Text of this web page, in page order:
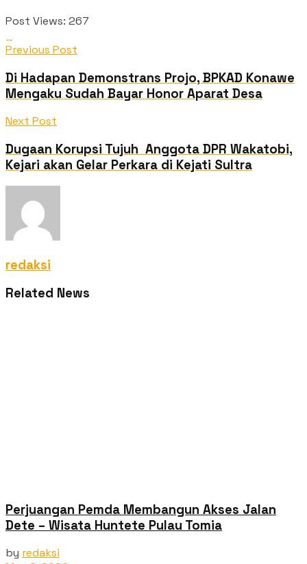
Post Views: 267
Previous Post
Di Hadapan Demonstrans Projo, BPKAD Konawe
Mengaku Sudah Bayar Honor Aparat Desa
Next Post
Dugaan Korupsi Tujuh Anggota DPR Wakatobi,
Kejari akan Gelar Perkara di Kejati Sultra
redaksi
Related News
Perjuangan Pemda Membangun Akses Jalan
Dete – Wisata Huntete Pulau Tomia
by redaksi